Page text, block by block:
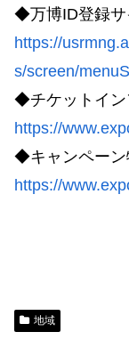
◆万博ID登録
https://
s/screen/
◆チケットイ
https://
◆キャンペー
https://
地域